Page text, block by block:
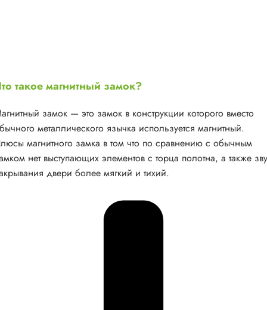
такое магнитный замок?
замок — это замок в конструкции которого вместо
металлического язычка используется магнитный.
магнитного замка в том что по сравнению с обычным
нет выступающих элементов с торца полотна, а также
двери более мягкий и тихий.